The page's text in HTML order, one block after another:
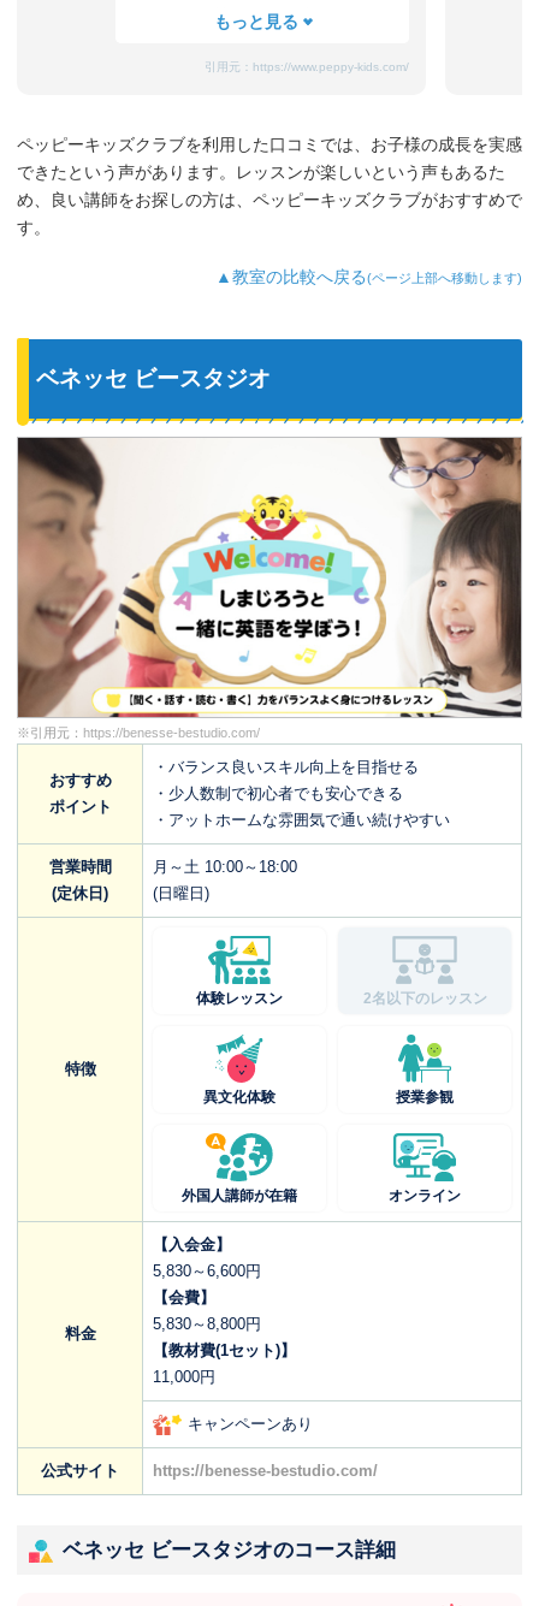
たまにママと離れるときに嫌がることも
れ、お迎えのときはいつも笑顔です。
3歳児を飽きさせない充実したレッスンだ
と思います。うちの子は特に歌やダンス
が好きなようで、よく「Hello～♪」と歌
ど、色んなものを英語で教えてくれるよ
うになり、英語が身についてきているの
引用元： https://www.peppy-kids.com/
ペッピーキッズクラブを利用した口コミでは、お子様の成長を実感
できたという声があります。レッスンが楽しいという声もあるた
め、良い講師をお探しの方は、ペッピーキッズクラブがおすすめで
す。
▲教室の比較へ戻る(ページ上部へ移動します)
ベネッセ ビースタジオ
※引用元： https://benesse-bestudio.com/
おすすめ
ポイント
・バランス良いスキル向上を目指せる
・少人数制で初心者でも安心できる
・アットホームな雰囲気で通い続けやすい
営業時間
(定休日)
月～土 10:00～18:00
(日曜日)
特徴
体験レッスン 2名以下のレッスン
異文化体験 授業参観
外国人講師が在籍 オンライン
料金
【入会金】
5,830～6,600円
【会費】
5,830～8,800円
【教材費(1セット)】
11,000円
キャンペーンあり
公式サイト https://benesse-bestudio.com/
ベネッセ ビースタジオのコース詳細